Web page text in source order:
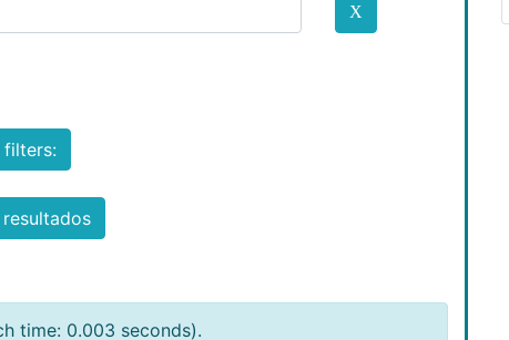
filters:
time: 0.003 seconds).